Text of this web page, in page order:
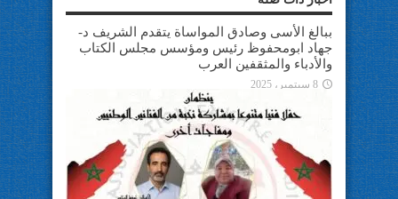
ببالغ الأسى وصادق المواساة يتقدم الشريف د-
جهاد ابومحفوظ رئيس ومؤسس مجلس الكتاب
والأدباء والمثقفين العرب
8 سبتمبر، 2025